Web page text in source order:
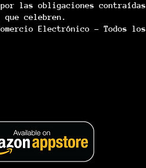
obligaciones contraídas por
celebren.
Electrónico - Todos